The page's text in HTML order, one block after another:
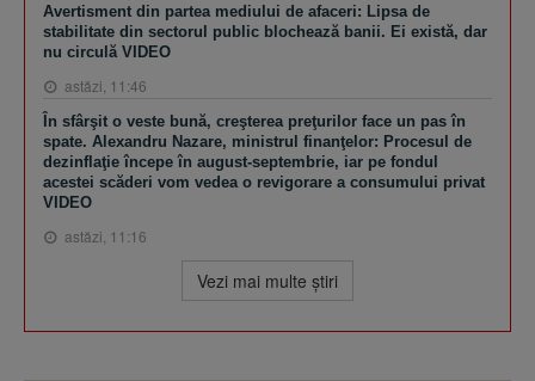
Avertisment din partea mediului de afaceri: Lipsa de
stabilitate din sectorul public blochează banii. Ei există, dar
nu circulă VIDEO
astăzi, 11:46
În sfârşit o veste bună, creşterea preţurilor face un pas în
spate. Alexandru Nazare, ministrul finanţelor: Procesul de
dezinflaţie începe în august-septembrie, iar pe fondul
acestei scăderi vom vedea o revigorare a consumului privat
VIDEO
astăzi, 11:16
Vezi mai multe ştiri